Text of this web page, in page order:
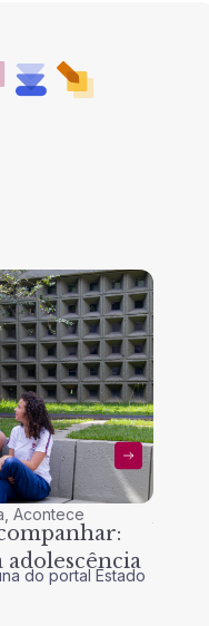
,Acontece
do portal Estado